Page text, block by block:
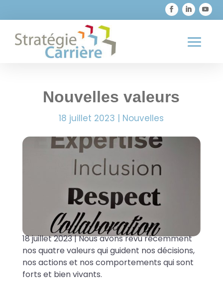
Nouvelles valeurs
18 juillet 2023 | Nouvelles
18 juillet 2023 | Nous avons revu récemment
nos quatre valeurs qui guident nos décisions,
nos actions et nos comportements qui sont
forts et bien vivants.